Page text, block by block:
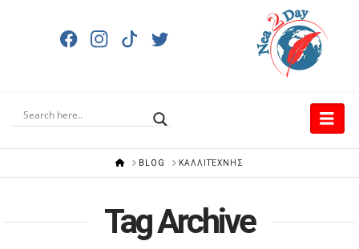
HOMEBLOG ΚΑΛΛΙΤΈΧΝΗΣ
Tag Archive